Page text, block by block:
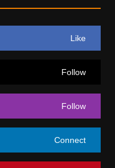
Like
Follow
Follow
Connect